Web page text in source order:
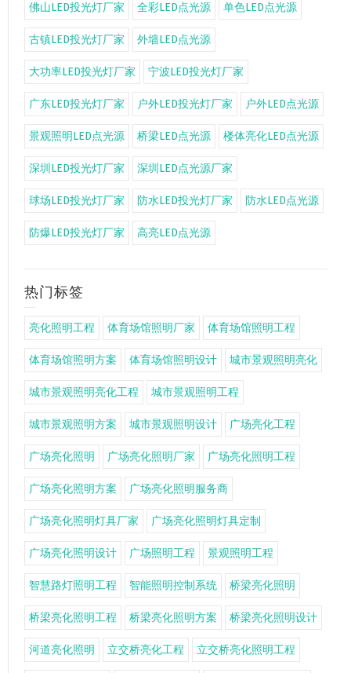
佛山LED投光灯厂家 全彩LED点光源 单色LED点光源
古镇LED投光灯厂家 外墙LED点光源
大功率LED投光灯厂家 宁波LED投光灯厂家
广东LED投光灯厂家 户外LED投光灯厂家 户外LED点光源
景观照明LED点光源 桥梁LED点光源 楼体亮化LED点光源
深圳LED投光灯厂家 深圳LED点光源厂家
球场LED投光灯厂家 防水LED投光灯厂家 防水LED点光源
防爆LED投光灯厂家 高亮LED点光源
热门标签
亮化照明工程 体育场馆照明厂家 体育场馆照明工程
体育场馆照明方案 体育场馆照明设计 城市景观照明亮化
城市景观照明亮化工程 城市景观照明工程
城市景观照明方案 城市景观照明设计 广场亮化工程
广场亮化照明 广场亮化照明厂家 广场亮化照明工程
广场亮化照明方案 广场亮化照明服务商
广场亮化照明灯具厂家 广场亮化照明灯具定制
广场亮化照明设计 广场照明工程 景观照明工程
智慧路灯照明工程 智能照明控制系统 桥梁亮化照明
桥梁亮化照明工程 桥梁亮化照明方案 桥梁亮化照明设计
河道亮化照明 立交桥亮化工程 立交桥亮化照明工程